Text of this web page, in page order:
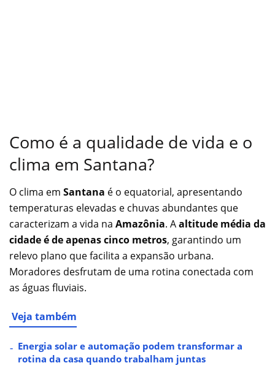
Como é a qualidade de vida e o
clima em Santana?
O clima em Santana é o equatorial, apresentando
temperaturas elevadas e chuvas abundantes que
caracterizam a vida na Amazônia. Aaltitude média da
cidade é de apenas cinco metros, garantindo um
relevo plano que facilita a expansão urbana.
Moradores desfrutam de uma rotina conectada com
as águas fluviais.
Veja também
Energia solar e automação podem transformar a
rotina da casa quando trabalham juntas